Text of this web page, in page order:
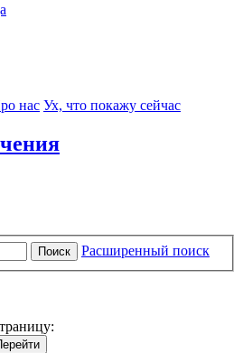
нас Ух, что покажу сейчас
Поиск
Расширенный поиск